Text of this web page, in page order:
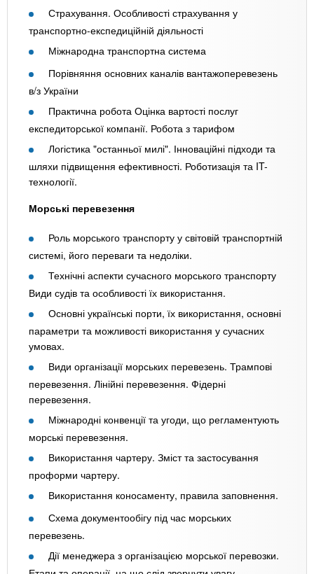
Страхування. Особливості страхування у
транспортно-експедиційній діяльності
Міжнародна транспортна система
Порівняння основних каналів вантажоперевезень
в/з України
Практична робота Оцінка вартості послуг
експедиторської компанії. Робота з тарифом
Логістика "останньої милі". Інноваційні підходи та
шляхи підвищення ефективності. Роботизація та IT-
технології.
Морські перевезення
Роль морського транспорту у світовій транспортній
системі, його переваги та недоліки.
Технічні аспекти сучасного морського транспорту
Види судів та особливості їх використання.
Основні українські порти, їх використання, основні
параметри та можливості використання у сучасних
умовах.
Види організації морських перевезень. Трампові
перевезення. Лінійні перевезення. Фідерні
перевезення.
Міжнародні конвенції та угоди, що регламентують
морські перевезення.
Використання чартеру. Зміст та застосування
проформи чартеру.
Використання коносаменту, правила заповнення.
Схема документообігу під час морських
перевезень.
Дії менеджера з організацією морської перевозки.